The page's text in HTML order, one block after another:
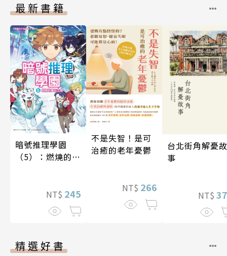
最新書籍
暗號推理學園
（5）：燃燒的寶
NT$ 245
不是失智！是可
治癒的老年憂鬱
NT$ 266
台北街角解憂故
事
NT$
精選好書